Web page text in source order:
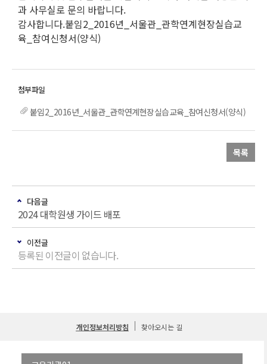
과 사무실로 문의 바랍니다.
감사합니다.붙임2_2016년_서울관_관학연계현장실습교
육_참여신청서(양식)
붙임2_2016년_서울관_관학연계현장실습교육_참여신청서(양식)
목록
다음글
2024 대학원생 가이드 배포
이전글
등록된 이전글이 없습니다.
개인정보처리방침 찾아오시는 길